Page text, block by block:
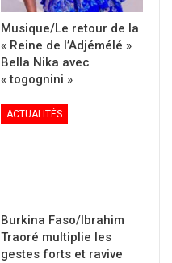
Musique/Le retour de la
« Reine de l’Adjémélé »
Bella Nika avec
« togognini »
ACTUALITÉS
Burkina Faso/Ibrahim
Traoré multiplie les
gestes forts et ravive